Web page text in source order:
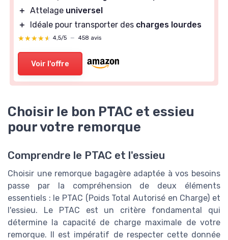
＋ Attelage universel
＋
Idéale pour transporter des charges lourdes
★★★★★
★★★★★ 4,5/5 — 458 avis
Voir l'offre
Choisir le bon PTAC et essieu
pour votre remorque
Comprendre le PTAC et l'essieu
Choisir une remorque bagagère adaptée à vos besoins
passe par la compréhension de deux éléments
essentiels : le PTAC (Poids Total Autorisé en Charge) et
l'essieu. Le PTAC est un critère fondamental qui
détermine la capacité de charge maximale de votre
remorque. Il est impératif de respecter cette donnée